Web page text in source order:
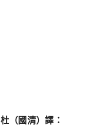
杜（國清）譯：